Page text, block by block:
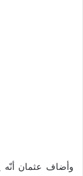
وأضاف عثمان أنّه